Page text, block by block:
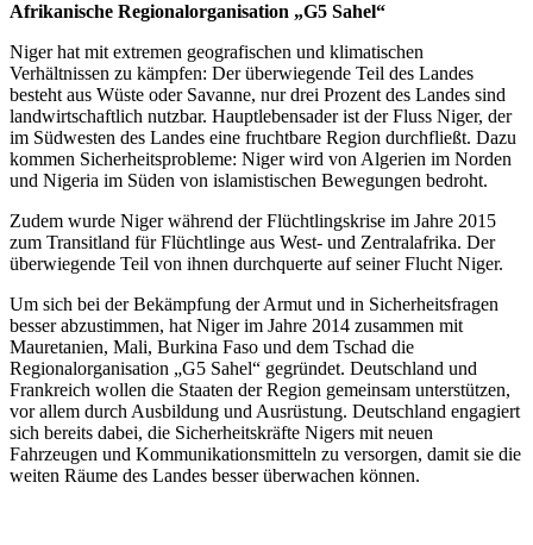
Afrikanische Regionalorganisation „G5 Sahel“
Niger hat mit extremen geografischen und klimatischen
Verhältnissen zu kämpfen: Der überwiegende Teil des Landes
besteht aus Wüste oder Savanne, nur drei Prozent des Landes sind
landwirtschaftlich nutzbar. Hauptlebensader ist der Fluss Niger, der
im Südwesten des Landes eine fruchtbare Region durchfließt. Dazu
kommen Sicherheitsprobleme: Niger wird von Algerien im Norden
und Nigeria im Süden von islamistischen Bewegungen bedroht.
Zudem wurde Niger während der Flüchtlingskrise im Jahre 2015
zum Transitland für Flüchtlinge aus West- und Zentralafrika. Der
überwiegende Teil von ihnen durchquerte auf seiner Flucht Niger.
Um sich bei der Bekämpfung der Armut und in Sicherheitsfragen
besser abzustimmen, hat Niger im Jahre 2014 zusammen mit
Mauretanien, Mali, Burkina Faso und dem Tschad die
Regionalorganisation „G5 Sahel“ gegründet. Deutschland und
Frankreich wollen die Staaten der Region gemeinsam unterstützen,
vor allem durch Ausbildung und Ausrüstung. Deutschland engagiert
sich bereits dabei, die Sicherheitskräfte Nigers mit neuen
Fahrzeugen und Kommunikationsmitteln zu versorgen, damit sie die
weiten Räume des Landes besser überwachen können.